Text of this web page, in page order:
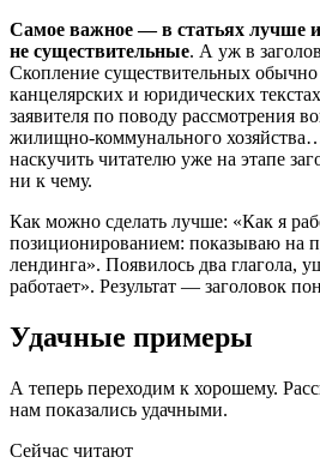
Самое важное — в статьях лучше
не существительные. А уж в
Скопление существительных обычно
канцелярских и юридических
заявителя по поводу рассмотрения
жилищно-коммунального
наскучить читателю уже на этапе
ни к чему.
Как можно сделать лучше: «Как я
позиционированием: показываю на
лендинга». Появилось два глагола,
работает». Результат — заголовок
Удачные примеры
А теперь переходим к хорошему.
нам показались удачными.
Сейчас читают